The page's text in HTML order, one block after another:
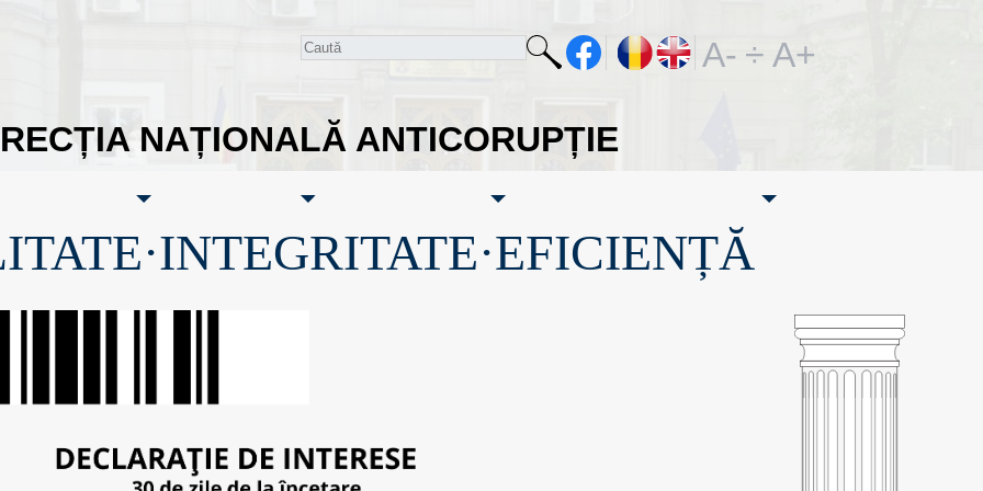
NAȚIONALĂ ANTICORUPȚIE
A- ÷ A+